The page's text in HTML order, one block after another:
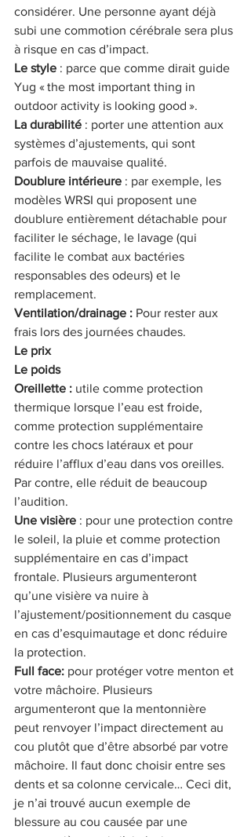
considérer. Une personne ayant déjà
subi une commotion cérébrale sera plus
à risque en cas d’impact.
Le style : parce que comme dirait guide
Yug « the most important thing in
outdoor activity is looking good ».
La durabilité : porter une attention aux
systèmes d’ajustements, qui sont
parfois de mauvaise qualité.
Doublure intérieure : par exemple, les
modèles WRSI qui proposent une
doublure entièrement détachable pour
faciliter le séchage, le lavage (qui
facilite le combat aux bactéries
responsables des odeurs) et le
remplacement.
Ventilation/drainage : Pour rester aux
frais lors des journées chaudes.
Le prix
Le poids
Oreillette : utile comme protection
thermique lorsque l’eau est froide,
comme protection supplémentaire
contre les chocs latéraux et pour
réduire l’afflux d’eau dans vos oreilles.
Par contre, elle réduit de beaucoup
l’audition.
Une visière : pour une protection contre
le soleil, la pluie et comme protection
supplémentaire en cas d’impact
frontale. Plusieurs argumenteront
qu’une visière va nuire à
l’ajustement/positionnement du casque
en cas d’esquimautage et donc réduire
la protection.
Full face: pour protéger votre menton et
votre mâchoire. Plusieurs
argumenteront que la mentonnière
peut renvoyer l’impact directement au
cou plutôt que d’être absorbé par votre
mâchoire. Il faut donc choisir entre ses
dents et sa colonne cervicale… Ceci dit,
je n’ai trouvé aucun exemple de
blessure au cou causée par une